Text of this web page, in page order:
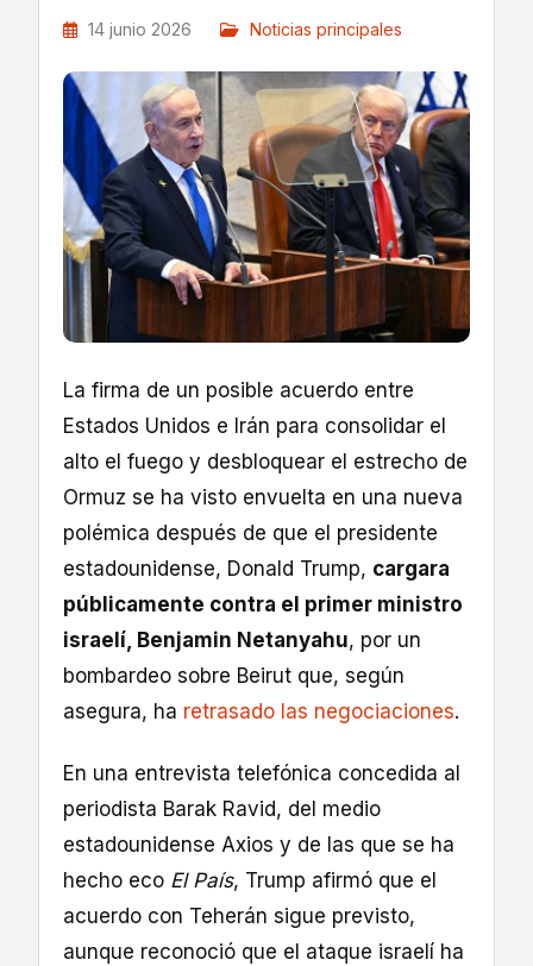
14 junio 2026 Noticias principales
La firma de un posible acuerdo entre
Estados Unidos e Irán para consolidar el
alto el fuego y desbloquear el estrecho de
Ormuz se ha visto envuelta en una nueva
polémica después de que el presidente
estadounidense, Donald Trump, cargara
públicamente contra el primer ministro
israelí, Benjamin Netanyahu, por un
bombardeo sobre Beirut que, según
asegura, ha retrasado las negociaciones.
En una entrevista telefónica concedida al
periodista Barak Ravid, del medio
estadounidense Axios y de las que se ha
hecho eco El País, Trump afirmó que el
acuerdo con Teherán sigue previsto,
aunque reconoció que el ataque israelí ha